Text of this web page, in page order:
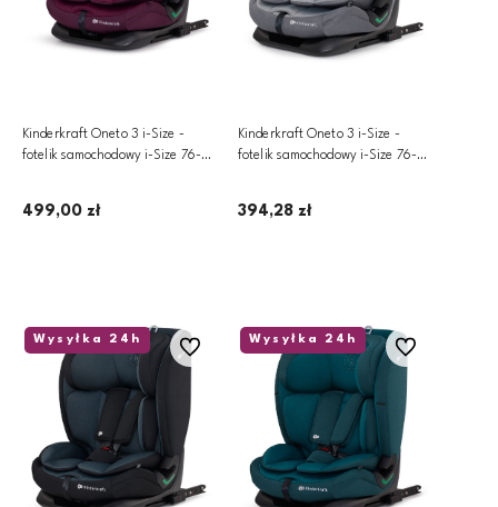
Kinderkraft Oneto 3 i-Size -
fotelik samochodowy i-Size 76-
499,00 zł
Kinderkraft Oneto 3 i-Size -
fotelik samochodowy i-Size 76-
394,28 zł
Wysyłka 24h
Do ulubionych
Wysyłka 24h
Do ulubionych